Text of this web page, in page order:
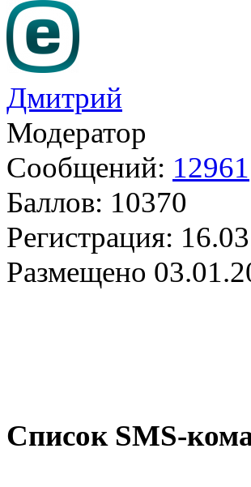
Дмитрий
Модератор
Сообщений: 12961
Баллов: 10370
Регистрация:
Размещено
Список SMS-